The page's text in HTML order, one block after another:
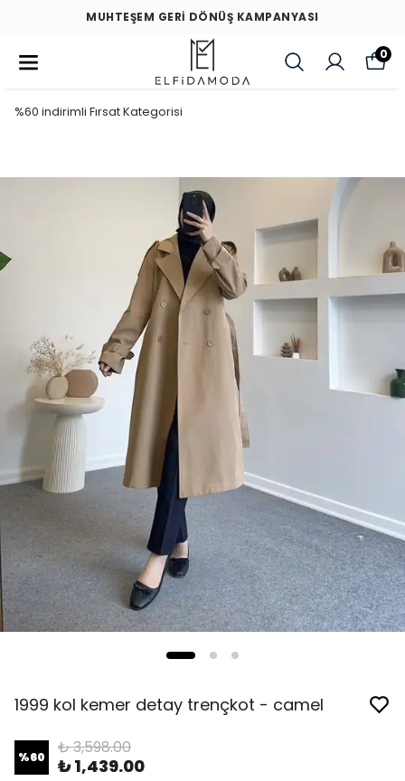
MUHTEŞEM GERİ DÖNÜŞ KAMPANYASI
0
%60 indirimli Fırsat Kategorisi
1999 kol kemer detay trençkot - camel
%60 ₺ 3,598.00
₺ 1,439.00